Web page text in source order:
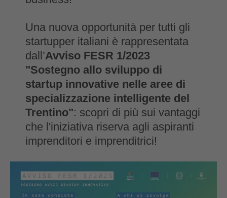
Una nuova opportunità per tutti gli
startupper italiani è rappresentata
dall’Avviso FESR 1/2023
"Sostegno allo sviluppo di
startup innovative nelle aree di
specializzazione intelligente del
Trentino": scopri di più sui vantaggi
che l'iniziativa riserva agli aspiranti
imprenditori e imprenditrici!